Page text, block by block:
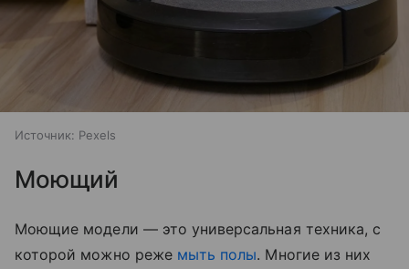
Источник: Pexels
Моющий
Моющие модели — это универсальная техника, с
которой можно реже мыть полы. Многие из них